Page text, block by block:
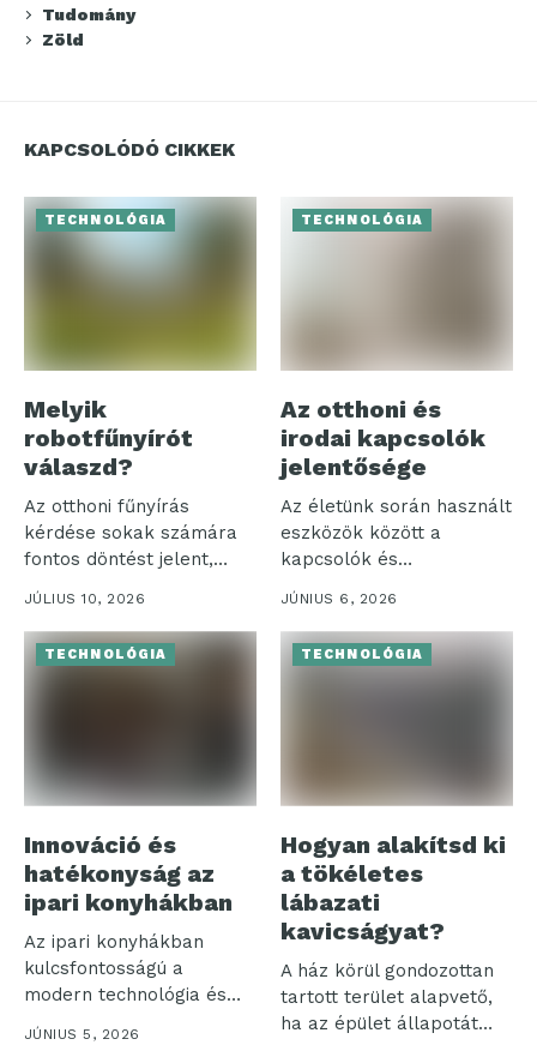
Tudomány
Zöld
KAPCSOLÓDÓ CIKKEK
TECHNOLÓGIA
Melyik
robotfűnyírót
válaszd?
Az otthoni fűnyírás
kérdése sokak számára
fontos döntést jelent,
különösen, amikor a...
JÚLIUS 10, 2026
TECHNOLÓGIA
Az otthoni és
irodai kapcsolók
jelentősége
Az életünk során használt
eszközök között a
kapcsolók és
szerelvények különösen
jelentős...
JÚNIUS 6, 2026
TECHNOLÓGIA
Innováció és
hatékonyság az
ipari konyhákban
Az ipari konyhákban
kulcsfontosságú a
modern technológia és
hatékonyság
JÚNIUS 5, 2026
TECHNOLÓGIA
Hogyan alakítsd ki
a tökéletes
lábazati
kavicságyat?
A ház körül gondozottan
tartott terület alapvető,
ha az épület állapotát